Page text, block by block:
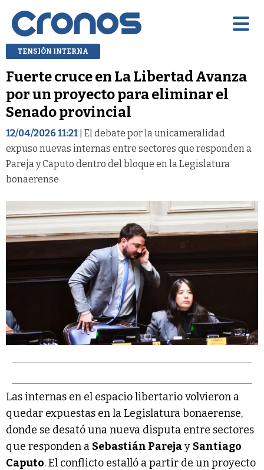
TENSIÓN INTERNA
Fuerte cruce en La Libertad Avanza
por un proyecto para eliminar el
Senado provincial
12/04/2026 11:21 | El debate por la unicameralidad
expuso nuevas internas entre sectores que responden a
Pareja y Caputo dentro del bloque en la Legislatura
bonaerense
Las internas en el espacio libertario volvieron a
quedar expuestas en la Legislatura bonaerense,
donde se desató una nueva disputa entre sectores
que responden a Sebastián Parejay Santiago
Caputo. El conflicto estalló a partir de un proyecto